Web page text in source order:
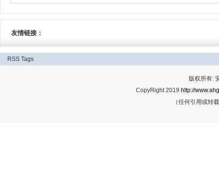
友情链接：
RSS Tags
版权所有:
CopyRight 2019 http://
（任何引用或转